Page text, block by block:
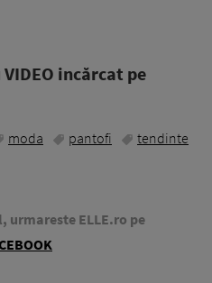
incărcat pe
moda pantofi tendinte
urmareste ELLE.ro pe